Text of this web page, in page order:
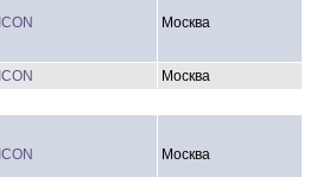
ICON Москва
ICON
Москва
ICON Москва